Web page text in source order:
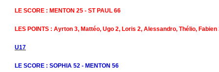
LE SCORE : MENTON 25 - ST PAUL 66
LES POINTS : Ayrton 3, Mattéo, Ugo 2, Loris 2, Alessandro, Thélio,
U17
LE SCORE : SOPHIA 52 - MENTON 56